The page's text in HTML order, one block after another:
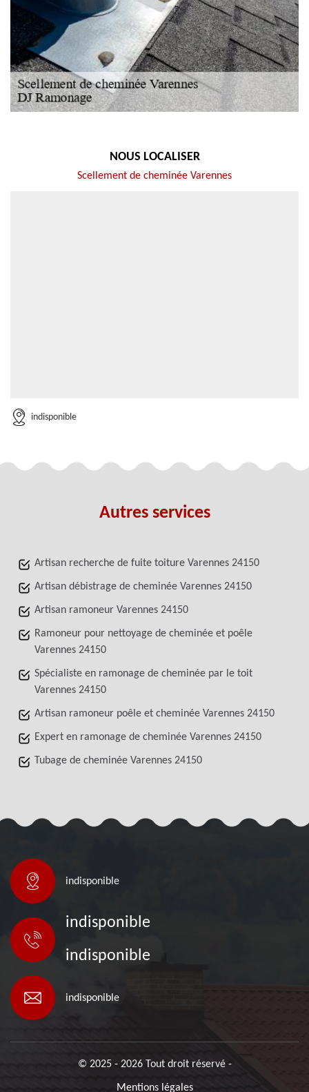
NOUS LOCALISER
Scellement de cheminée Varennes
indisponible
Autres services
Artisan recherche de fuite toiture Varennes 24150
Artisan débistrage de cheminée Varennes 24150
Artisan ramoneur Varennes 24150
Ramoneur pour nettoyage de cheminée et poêle
Varennes 24150
Spécialiste en ramonage de cheminée par le toit
Varennes 24150
Artisan ramoneur poêle et cheminée Varennes 24150
Expert en ramonage de cheminée Varennes 24150
Tubage de cheminée Varennes 24150
indisponible
indisponible
indisponible
indisponible
© 2025 - 2026 Tout droit réservé -
Mentions légales